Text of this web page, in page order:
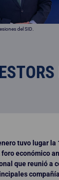
del SID.
tuvo lugar la
foro económico
que reunió a